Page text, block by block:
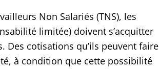
Non Salariés (TNS), les
limitée) doivent s’acquitter
Des cotisations qu’ils peuvent faire
à condition que cette possibilité